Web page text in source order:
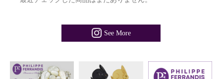
See More